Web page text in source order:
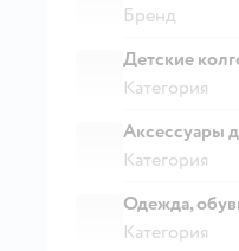
Бренд
Детские
Категория
Аксессуары
Категория
Одежда,
Категория